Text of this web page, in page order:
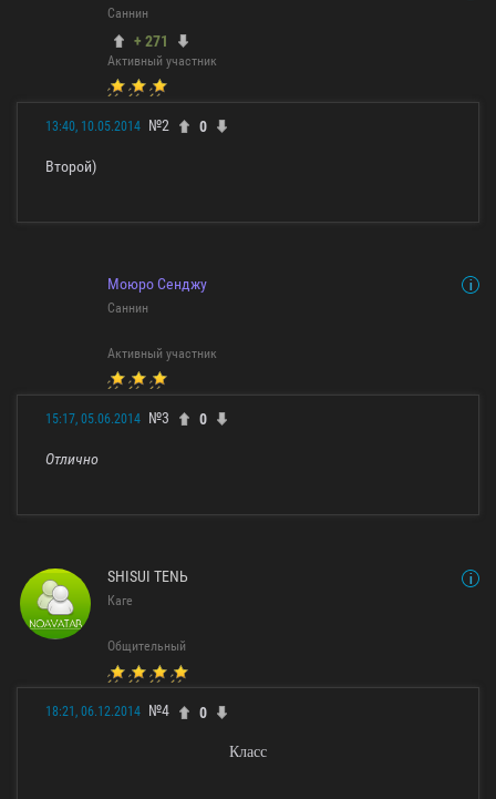
Саннин
+ 271
Активный участник
13:40, 10.05.2014 №2 0
Bторой)
Моюро Сенджу
Саннин
Активный участник
15:17, 05.06.2014 №3 0
Отлично
SHISUI TENЬ
Каге
Общительный
18:21, 06.12.2014 №4 0
Класс